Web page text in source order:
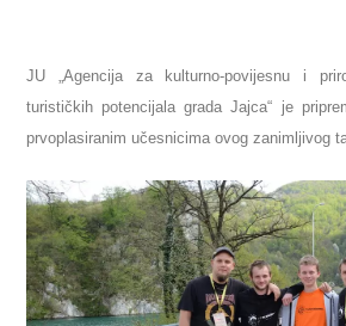
JU „Agencija za kulturno-povijesnu i
turističkih potencijala grada Jajca“ je
prvoplasiranim učesnicima ovog zanimljivog